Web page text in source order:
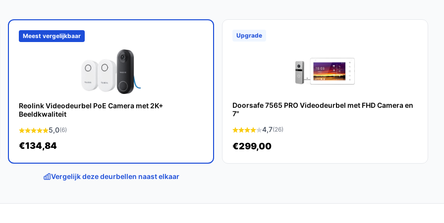
beveiligingsoplossing voor uw huis.
Kies bewust wat
Meest vergelijkbaar
Reolink Videodeurbel PoE Camera met 2K+
Beeldkwaliteit
5,0(6)
€134,84
Upgrade
Doorsafe 7565 PRO Videodeurbel met FHD Camera en
7"
4,7(26)
€299,00
Vergelijk deze deurbellen naast elkaar